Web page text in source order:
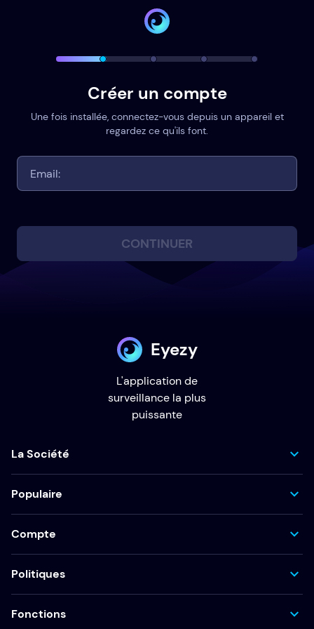
Créer un compte
Une fois installée, connectez-vous depuis un appareil et
regardez ce qu'ils font.
CONTINUER
Eyezy
L'application de
surveillance la plus
puissante
La Société
Populaire
Compte
Politiques
Fonctions